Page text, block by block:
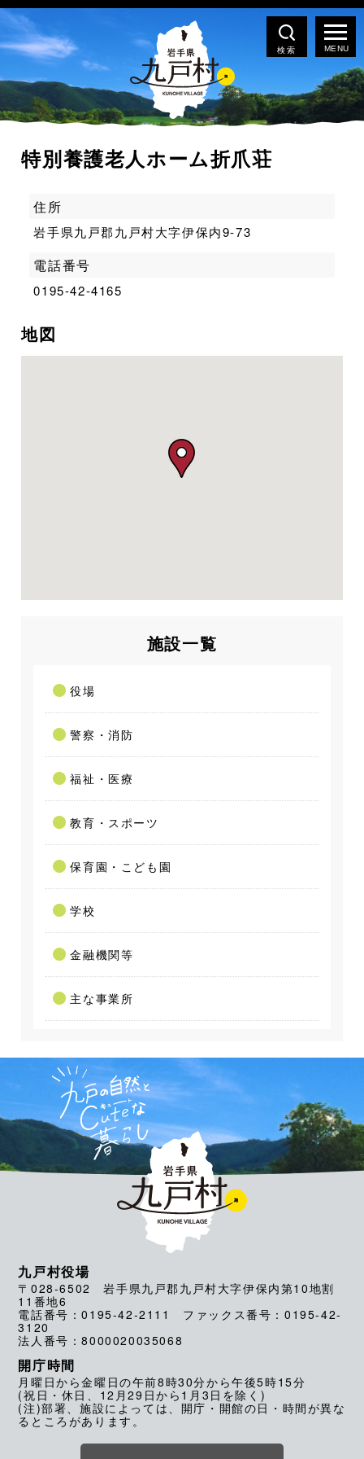
検索
特別養護老人ホーム折爪荘
住所
岩手県九戸郡九戸村大字伊保内9-73
電話番号
0195-42-4165
地図
施設一覧
役場
警察・消防
福祉・医療
教育・スポーツ
保育園・こども園
学校
金融機関等
主な事業所
九戸村役場
〒028-6502 岩手県九戸郡九戸村大字伊保内第10地割
11番地6
電話番号：0195-42-2111 ファックス番号：0195-42-
3120
法人番号：8000020035068
開庁時間
月曜日から金曜日の午前8時30分から午後5時15分
(祝日・休日、12月29日から1月3日を除く)
(注)部署、施設によっては、開庁・開館の日・時間が異な
るところがあります。